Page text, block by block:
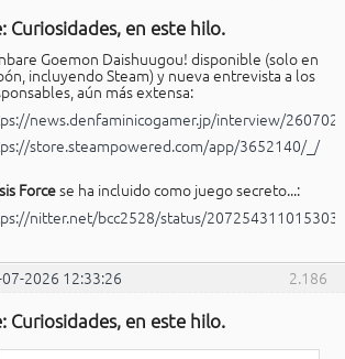
Curiosidades, en este hilo.
Goemon Daishuugou! disponible (solo en
incluyendo Steam) y nueva entrevista a los
aún más extensa:
news.denfaminicogamer.jp/interview/
store.steampowered.com/app/3652140/_/
Forcese ha incluido como juego secreto...:
nitter.net/bcc2528/status/
2.186
2026 12:33:26
Curiosidades, en este hilo.